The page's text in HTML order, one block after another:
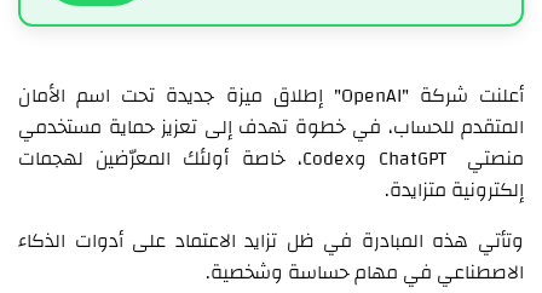
أعلنت شركة "OpenAI" إطلاق ميزة جديدة تحت اسم الأمان
المتقدم للحساب، في خطوة تهدف إلى تعزيز حماية مستخدمي
منصتي ChatGPT وCodex، خاصة أولئك المعرّضين لهجمات
إلكترونية متزايدة.
وتأتي هذه المبادرة في ظل تزايد الاعتماد على أدوات الذكاء
الاصطناعي في مهام حساسة وشخصية.